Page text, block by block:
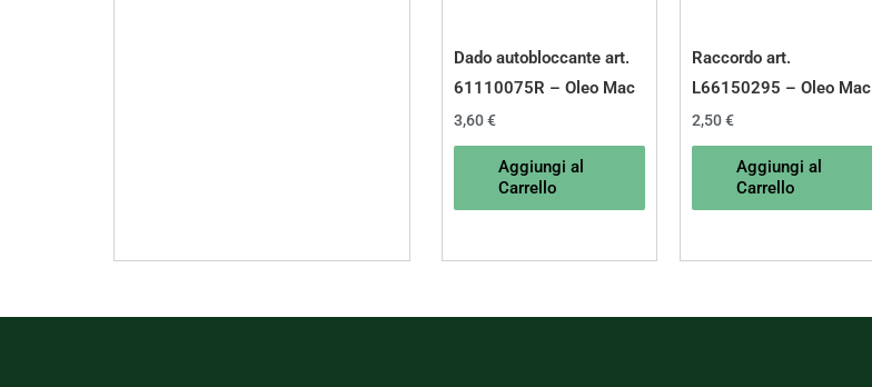
Dado autobloccante art.
61110075R – Oleo Mac
3,60€
Aggiungi al
Carrello
Raccordo art.
L66150295 – Oleo Mac
2,50€
Aggiungi al
Carrello